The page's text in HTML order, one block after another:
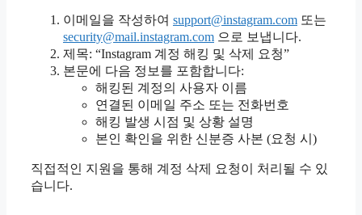
이메일을 작성하여 support@instagram.com 또는
security@mail.instagram.com 으로 보냅니다.
제목: “Instagram 계정 해킹 및 삭제 요청”
본문에 다음 정보를 포함합니다:
해킹된 계정의 사용자 이름
연결된 이메일 주소 또는 전화번호
해킹 발생 시점 및 상황 설명
본인 확인을 위한 신분증 사본 (요청 시)
직접적인 지원을 통해 계정 삭제 요청이 처리될 수 있
습니다.